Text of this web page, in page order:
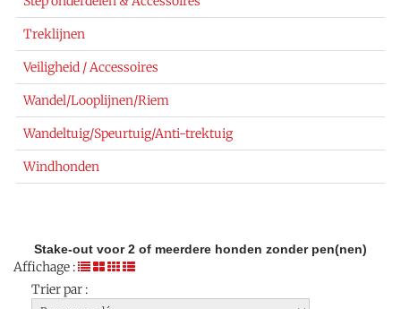
Treklijnen
Veiligheid / Accessoires
Wandel/Looplijnen/Riem
Wandeltuig/Speurtuig/Anti-trektuig
Windhonden
Stake-out voor 2 of meerdere honden zonder pen(nen)
Affichage :
Trier par :